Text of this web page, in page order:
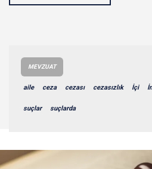
MEVZUAT
aile ceza cezası cezasızlık İçi
suçlar suçlarda